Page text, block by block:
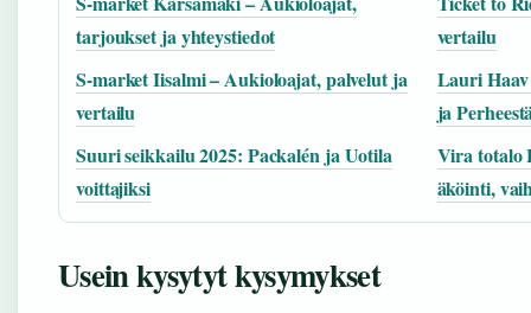
tarjoukset ja yhteystiedot
vertailu
S-market Iisalmi – Aukioloajat, palvelut ja
vertailu
Lauri
ja
Suuri seikkailu 2025: Packalén ja Uotila
voittajiksi
Vira totalo
äköinti,
Usein kysytyt kysymykset